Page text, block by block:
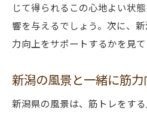
じて得られるこの心地よい状
響を与えるでしょう。次に、
力向上をサポートするかを見て
新潟の風景と一緒に筋
新潟県の風景は、筋トレをす